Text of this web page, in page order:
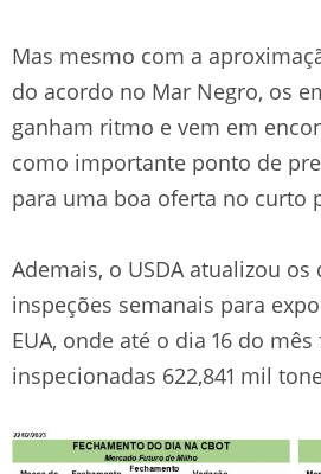
Mas mesmo com a
do acordo no Mar Negro, os
ganham ritmo e vem em
como importante ponto de
para uma boa oferta no curto
Ademais, o USDA atualizou os
inspeções semanais para
EUA, onde até o dia 16 do
inspecionadas 622,841 mil